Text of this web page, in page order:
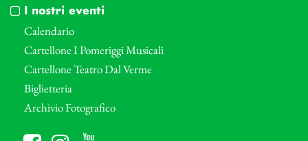
I nostri eventi
Calendario
Cartellone I Pomeriggi Musicali
Cartellone Teatro Dal Verme
Biglietteria
Archivio Fotografico